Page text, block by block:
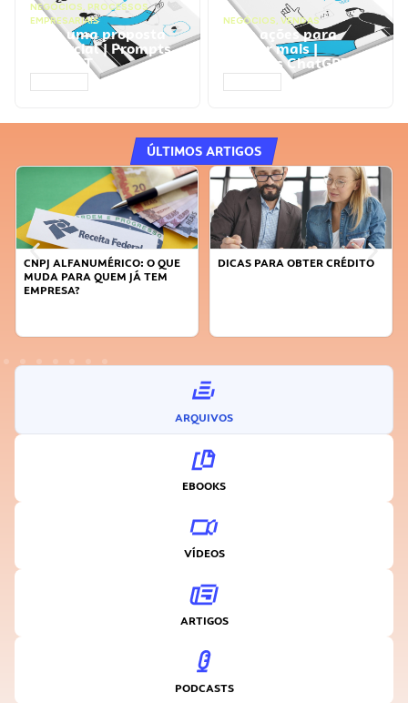
NEGÓCIOS, PROCESSOS
EMPRESARIAIS
Faça uma proposta
comercial | Prompts
ChatGPT
NEGÓCIOS, VENDAS
Faça ações para
vender mais |
Prompts ChatGPT
ÚLTIMOS ARTIGOS
DICAS PARA OBTER CRÉDITO
FAÇA A DIFERENÇA: SEJA
ARQUIVOS
EBOOKS
VÍDEOS
ARTIGOS
PODCASTS